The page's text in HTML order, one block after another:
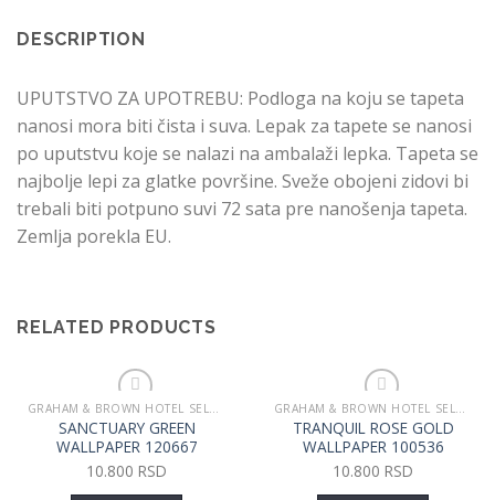
DESCRIPTION
UPUTSTVO ZA UPOTREBU: Podloga na koju se tapeta
nanosi mora biti čista i suva. Lepak za tapete se nanosi
po uputstvu koje se nalazi na ambalaži lepka. Tapeta se
najbolje lepi za glatke površine. Sveže obojeni zidovi bi
trebali biti potpuno suvi 72 sata pre nanošenja tapeta.
Zemlja porekla EU.
RELATED PRODUCTS
Dodaj u listu želja
GRAHAM & BROWN HOTEL SELECTION
SANCTUARY GREEN
WALLPAPER 120667
10.800 RSD
Dodaj u listu želja
GRAHAM & BROWN HOTEL SELECTION
TRANQUIL ROSE GOLD
WALLPAPER 100536
10.800 RSD